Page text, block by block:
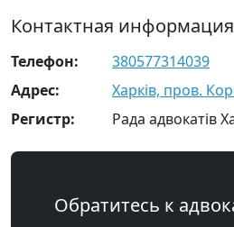
Контактная информация
Телефон:
380577314039
Адрес:
Харків, пров.
Регистр:
Рада адвокатів
Обратитесь к